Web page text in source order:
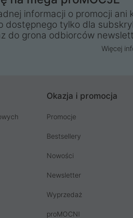
informacji o promocji ani
dostępnego tylko dla
do grona odbiorców
Więcej
Okazja i promocja
Promocje
Bestsellery
Nowości
Newsletter
Wyprzedaż
proMOCNI